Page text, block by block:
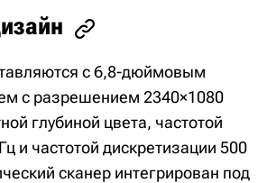
с 6,8-дюймовым
с разрешением 2340×1080
глубиной цвета, частотой
и частотой дискретизации 500
сканер интегрирован под